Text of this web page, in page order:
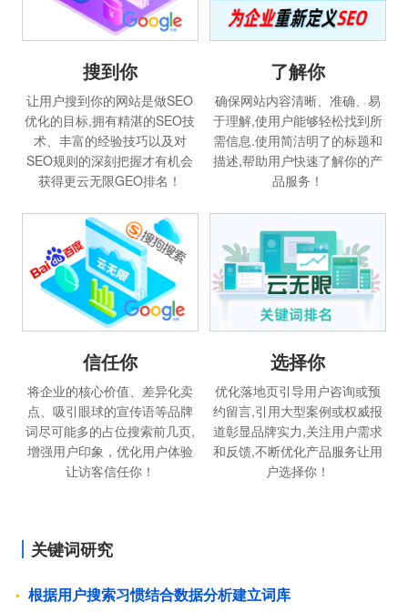
搜到你
让用户搜到你的网站是做SEO
优化的目标,拥有精湛的SEO技
术、丰富的经验技巧以及对
SEO规则的深刻把握才有机会
获得更云无限GEO排名！
了解你
确保网站内容清晰、准确、易
于理解,使用户能够轻松找到所
需信息.使用简洁明了的标题和
描述,帮助用户快速了解你的产
品服务！
信任你
将企业的核心价值、差异化卖
点、吸引眼球的宣传语等品牌
词尽可能多的占位搜索前几页,
增强用户印象，优化用户体验
让访客信任你！
选择你
优化落地页引导用户咨询或预
约留言,引用大型案例或权威报
道彰显品牌实力,关注用户需求
和反馈,不断优化产品服务让用
户选择你！
关键词研究
根据用户搜索习惯结合数据分析建立词库